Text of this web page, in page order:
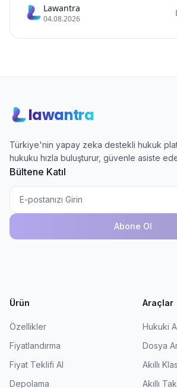
spor hukuku ile çocuk hakları
incelenmiştir.
Lawantra
04.08.2026
lawantra
Türkiye'nin yapay zeka destekli hukuk
hukuku hızla buluşturur, güvenle asiste
Bültene Katıl
Abone Ol
Ürün
Özellikler
Fiyatlandırma
Fiyat Teklifi Al
Depolama
Araçlar
Hukuki
Dosya
Akıllı
Akıllı